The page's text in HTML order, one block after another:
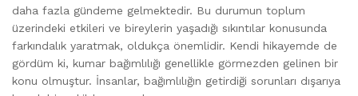
daha fazla gündeme gelmektedir. Bu durumun toplum
üzerindeki etkileri ve bireylerin yaşadığı sıkıntılar konusunda
farkındalık yaratmak, oldukça önemlidir. Kendi hikayemde de
gördüm ki, kumar bağımlılığı genellikle görmezden gelinen bir
konu olmuştur. İnsanlar, bağımlılığın getirdiği sorunları dışarıya